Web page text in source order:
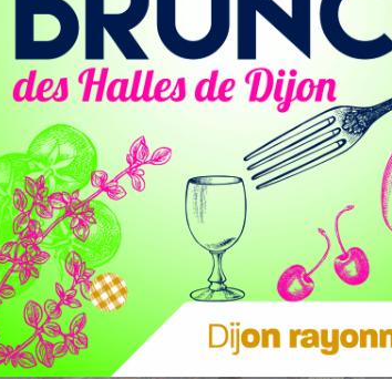
de retour au premier plan,...
les matchs les uns